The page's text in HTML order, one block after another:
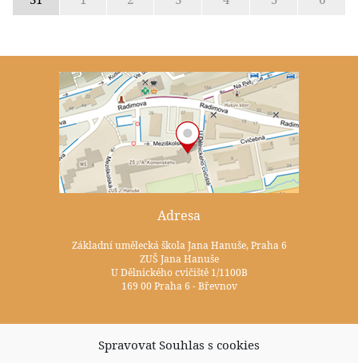
Spravovat Souhlas s cookies
Adresa
Základní umělecká škola Jana Hanuše, Praha 6
ZUŠ Jana Hanuše
U Dělnického cvičiště 1/1100B
169 00 Praha 6 - Břevnov